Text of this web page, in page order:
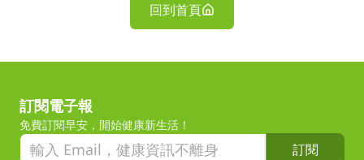
回到首頁
訂閱電子報
免費訂閱早安，開始健康新生活！
訂閱